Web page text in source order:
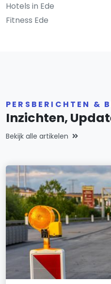
Hotels in Ede
Fitness Ede
PERSBERICHTEN &
Inzichten,
Bekijk alle artikelen